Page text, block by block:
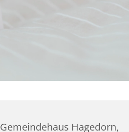
Gemeindehaus Hagedorn,